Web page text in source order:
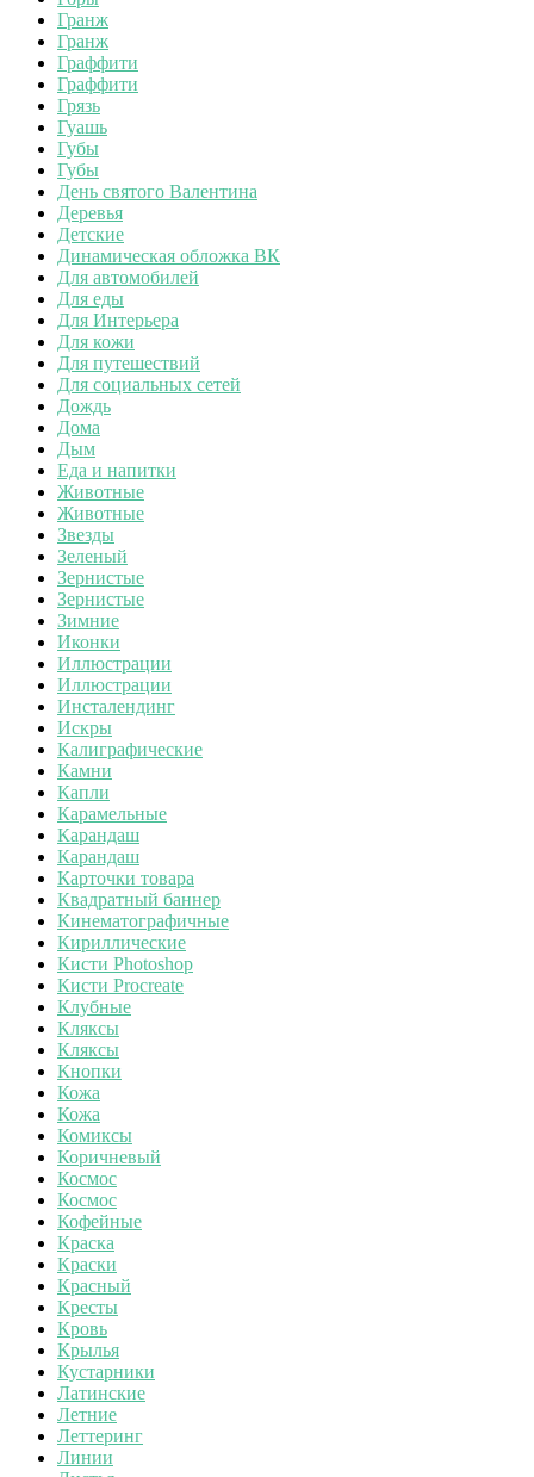
Гранж
Гранж
Граффити
Граффити
Грязь
Гуашь
Губы
Губы
День святого Валентина
Деревья
Детские
Динамическая обложка ВК
Для автомобилей
Для еды
Для Интерьера
Для кожи
Для путешествий
Для социальных сетей
Дождь
Дома
Дым
Еда и напитки
Животные
Животные
Звезды
Зеленый
Зернистые
Зернистые
Зимние
Иконки
Иллюстрации
Иллюстрации
Инсталендинг
Искры
Калиграфические
Камни
Капли
Карамельные
Карандаш
Карандаш
Карточки товара
Квадратный баннер
Кинематографичные
Кириллические
Кисти Photoshop
Кисти Procreate
Клубные
Кляксы
Кляксы
Кнопки
Кожа
Кожа
Комиксы
Коричневый
Космос
Космос
Кофейные
Краска
Краски
Красный
Кресты
Кровь
Крылья
Кустарники
Латинские
Летние
Леттеринг
Линии